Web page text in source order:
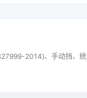
2014)、手动挡、统